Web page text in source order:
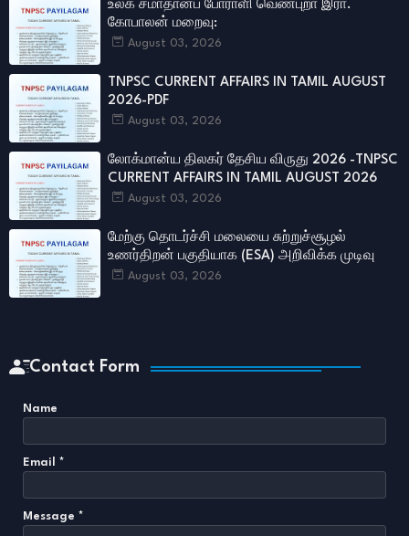
உலக சமாதானப் போராளி வெண்புறா இரா.
கோபாலன் மறைவு:
August 03, 2026
TNPSC CURRENT AFFAIRS IN TAMIL AUGUST
2026-PDF
August 03, 2026
லோக்மான்ய திலகர் தேசிய விருது 2026 -TNPSC
CURRENT AFFAIRS IN TAMIL AUGUST 2026
August 03, 2026
மேற்கு தொடர்ச்சி மலையை சுற்றுச்சூழல்
உணர்திறன் பகுதியாக (ESA) அறிவிக்க முடிவு
August 03, 2026
Contact Form
Name
Email *
Message *